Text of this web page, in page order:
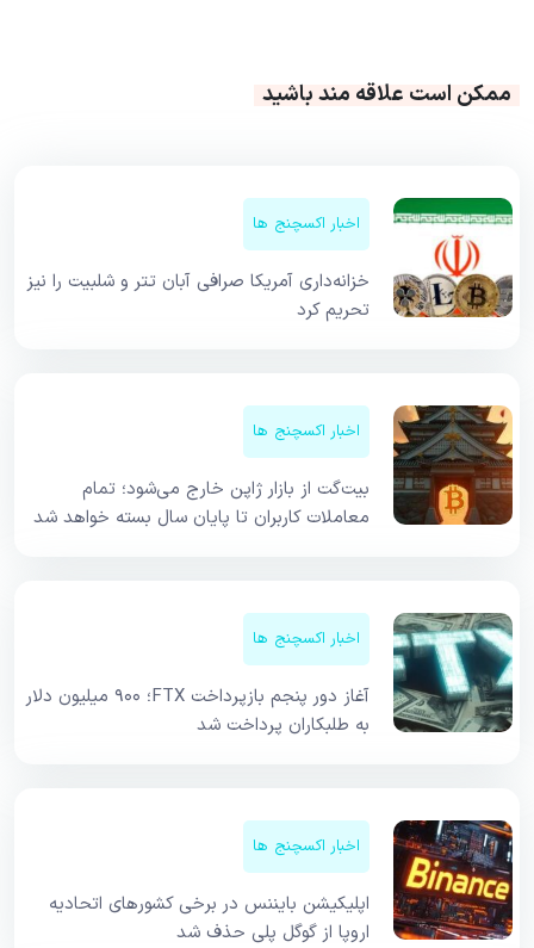
ممکن است علاقه مند باشید
اخبار اکسچنج ها
خزانه‌داری آمریکا صرافی آبان تتر و شلبیت را نیز
تحریم کرد
اخبار اکسچنج ها
بیت‌گت از بازار ژاپن خارج می‌شود؛ تمام
معاملات کاربران تا پایان سال بسته خواهد شد
اخبار اکسچنج ها
آغاز دور پنجم بازپرداخت FTX؛ ۹۰۰ میلیون دلار
به طلبکاران پرداخت شد
اخبار اکسچنج ها
اپلیکیشن بایننس در برخی کشورهای اتحادیه
اروپا از گوگل پلی حذف شد